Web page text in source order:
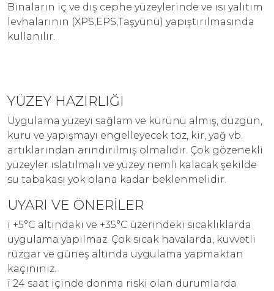
Binaların iç ve dış cephe yüzeylerinde ve ısı yalıtım
levhalarının (XPS,EPS,Taşyünü) yapıştırılmasında
kullanılır.
YÜZEY HAZIRLIĞI
Uygulama yüzeyi sağlam ve kürünü almış, düzgün,
kuru ve yapışmayı engelleyecek toz, kir, yağ vb.
artıklarından arındırılmış olmalıdır. Çok gözenekli
yüzeyler ıslatılmalı ve yüzey nemli kalacak şekilde
su tabakası yok olana kadar beklenmelidir.
UYARI VE ÖNERİLER
ï +5°C altındaki ve +35°C üzerindeki sıcaklıklarda
uygulama yapılmaz. Çok sıcak havalarda, kuvvetli
rüzgar ve güneş altında uygulama yapmaktan
kaçınınız.
ï 24 saat içinde donma riski olan durumlarda